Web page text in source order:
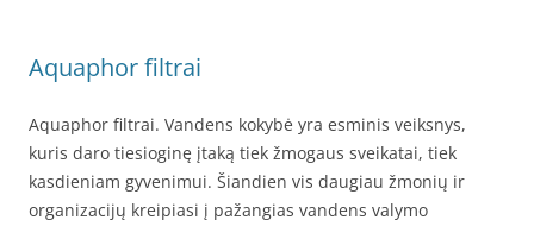
Aquaphor filtrai
Aquaphor filtrai. Vandens kokybė yra esminis veiksnys,
kuris daro tiesioginę įtaką tiek žmogaus sveikatai, tiek
kasdieniam gyvenimui. Šiandien vis daugiau žmonių ir
organizacijų kreipiasi į pažangias vandens valymo